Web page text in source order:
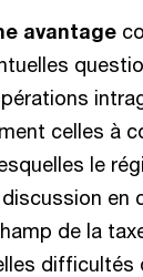
avantage
celles à
le
en
de la
difficultés